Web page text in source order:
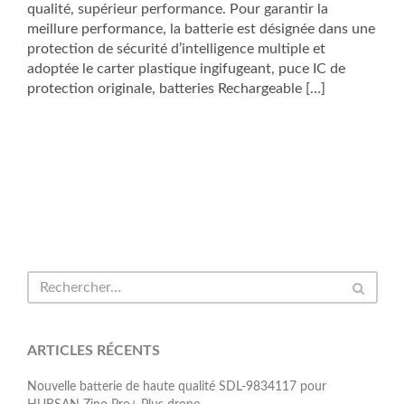
qualité, supérieur performance. Pour garantir la
meillure performance, la batterie est désignée dans une
protection de sécurité d’intelligence multiple et
adoptée le carter plastique ingifugeant, puce IC de
protection originale, batteries Rechargeable […]
ARTICLES RÉCENTS
Nouvelle batterie de haute qualité SDL-9834117 pour